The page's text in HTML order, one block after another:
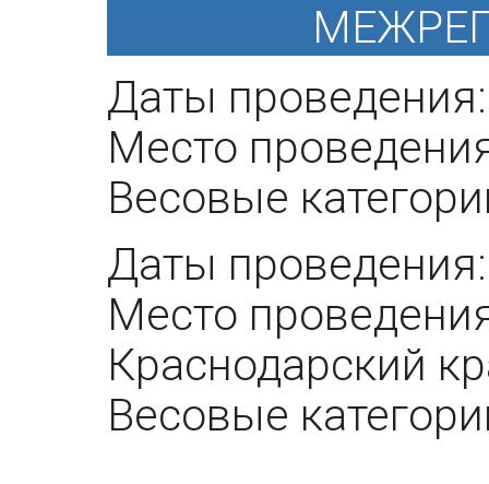
Даты
Место
Весовые
Даты
Место
Краснодарский
Весовые